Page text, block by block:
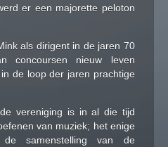
er een majorette peloton
als dirigent in de jaren 70
concoursen nieuw leven
de loop der jaren prachtige
vereniging is in al die tijd
van muziek; het enige
samenstelling van de